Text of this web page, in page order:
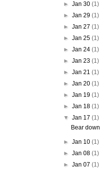
►Jan 30(1)
►Jan 29(1)
►Jan 27(1)
►Jan 25(1)
►Jan 24(1)
►Jan 23(1)
►Jan 21(1)
►Jan 20(1)
►Jan 19(1)
►Jan 18(1)
▼Jan 17(1)
Bear down
►Jan 10(1)
►Jan 08(1)
►Jan 07(1)